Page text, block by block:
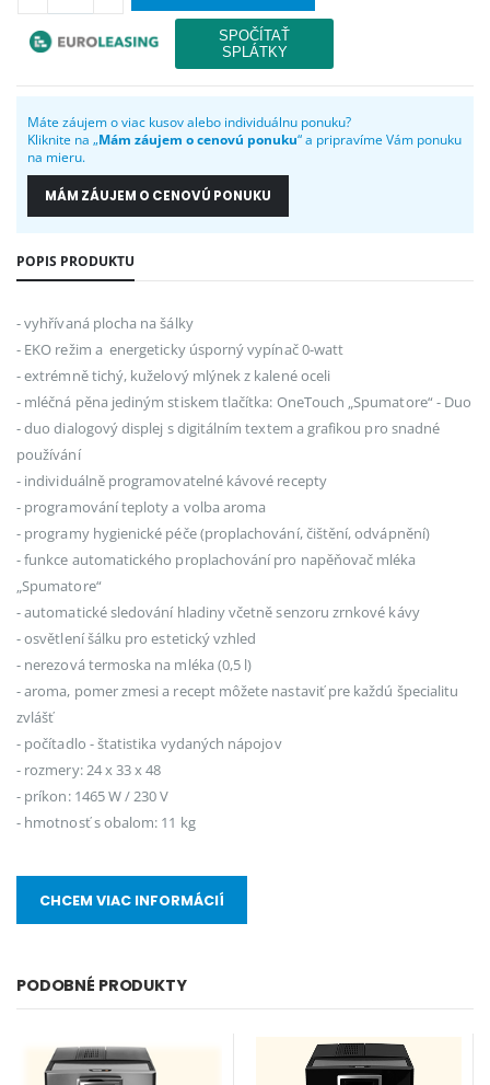
Máte záujem o viac kusov alebo individuálnu ponuku?
Kliknite na „Mám záujem o cenovú ponuku“ a pripravíme Vám ponuku
na mieru.
MÁM ZÁUJEM O CENOVÚ PONUKU
POPIS PRODUKTU
- vyhřívaná plocha na šálky
- EKO režim a energeticky úsporný vypínač 0-watt
- extrémně tichý, kuželový mlýnek z kalené oceli
- mléčná pěna jediným stiskem tlačítka: OneTouch „Spumatore“ - Duo
- duo dialogový displej s digitálním textem a grafikou pro snadné
používání
- individuálně programovatelné kávové recepty
- programování teploty a volba aroma
- programy hygienické péče (proplachování, čištění, odvápnění)
- funkce automatického proplachování pro napěňovač mléka
„Spumatore“
- automatické sledování hladiny včetně senzoru zrnkové kávy
- osvětlení šálku pro estetický vzhled
- nerezová termoska na mléka (0,5 l)
- aroma, pomer zmesi a recept môžete nastaviť pre každú špecialitu
zvlášť
- počítadlo - štatistika vydaných nápojov
- rozmery: 24 x 33 x 48
- príkon: 1465 W / 230 V
- hmotnosť s obalom: 11 kg
CHCEM VIAC INFORMÁCIÍ
PODOBNÉ PRODUKTY